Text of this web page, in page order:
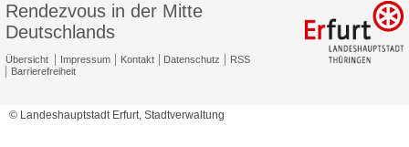
Rendezvous in der Mitte
Deutschlands
Übersicht Impressum Kontakt Datenschutz
RSS
Barrierefreiheit
© Landeshauptstadt Erfurt, Stadtverwaltung